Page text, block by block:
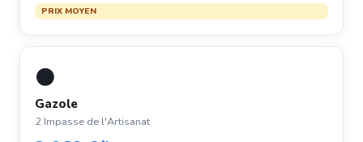
PRIX MOYEN
⚫
Gazole
2 Impasse de l'Artisanat